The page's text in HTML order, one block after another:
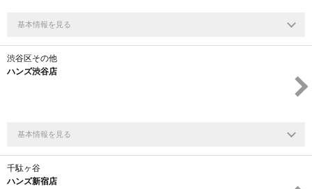
基本情報を見る
渋谷区その他
ハンズ渋谷店
基本情報を見る
千駄ヶ谷
ハンズ新宿店